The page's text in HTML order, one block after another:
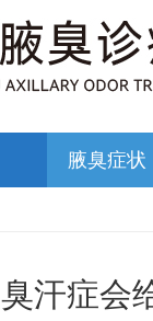
腋臭症状
臭汗症会